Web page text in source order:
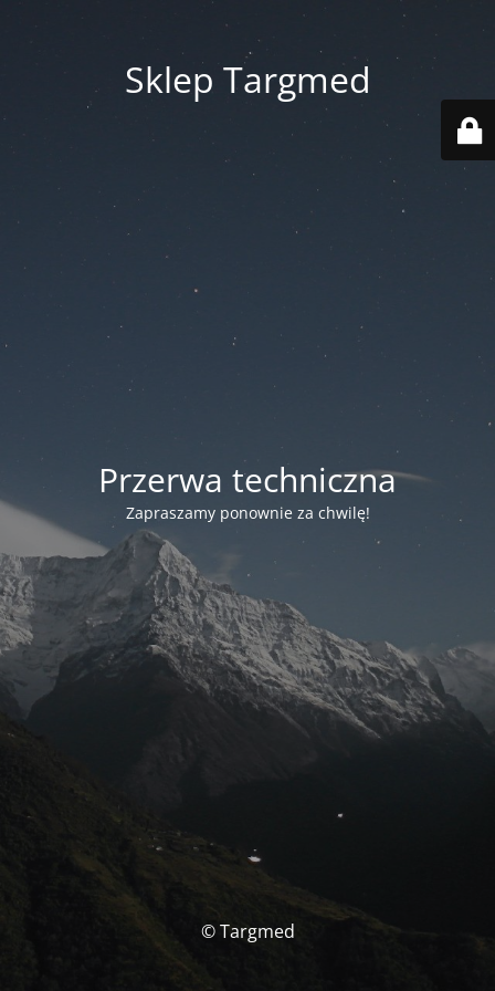
Sklep Targmed
Przerwa techniczna
Zapraszamy ponownie za chwilę!
© Targmed